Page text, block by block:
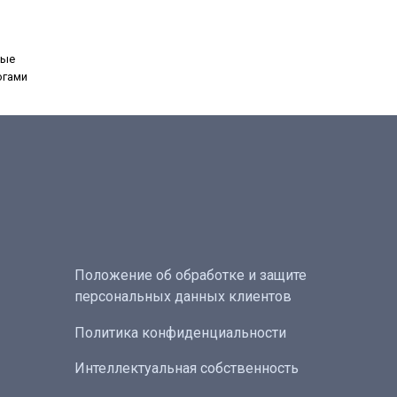
Политика конфиденциальности
Положение об обработке и защите
персональных данных клиентов
Интеллектуальная собственность